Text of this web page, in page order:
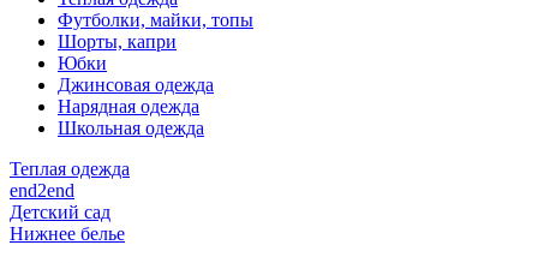
Футболки, майки, топы
Шорты, капри
Юбки
Джинсовая одежда
Нарядная одежда
Школьная одежда
Теплая одежда
end2end
Детский сад
Нижнее белье